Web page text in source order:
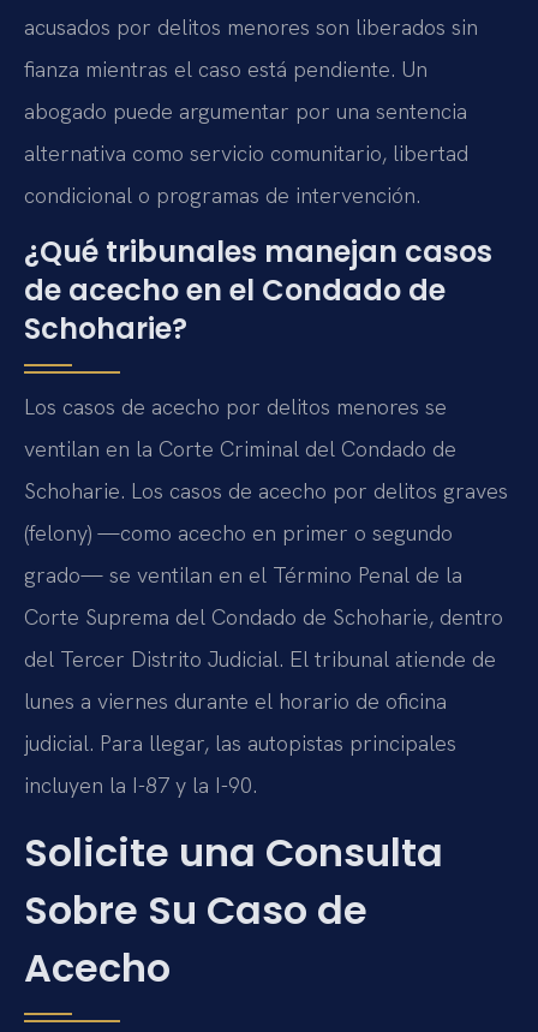
acusados por delitos menores son liberados sin
fianza mientras el caso está pendiente. Un
abogado puede argumentar por una sentencia
alternativa como servicio comunitario, libertad
condicional o programas de intervención.
¿Qué tribunales manejan casos
de acecho en el Condado de
Schoharie?
Los casos de acecho por delitos menores se
ventilan en la Corte Criminal del Condado de
Schoharie. Los casos de acecho por delitos graves
(felony) —como acecho en primer o segundo
grado— se ventilan en el Término Penal de la
Corte Suprema del Condado de Schoharie, dentro
del Tercer Distrito Judicial. El tribunal atiende de
lunes a viernes durante el horario de oficina
judicial. Para llegar, las autopistas principales
incluyen la I-87 y la I-90.
Solicite una Consulta
Sobre Su Caso de
Acecho